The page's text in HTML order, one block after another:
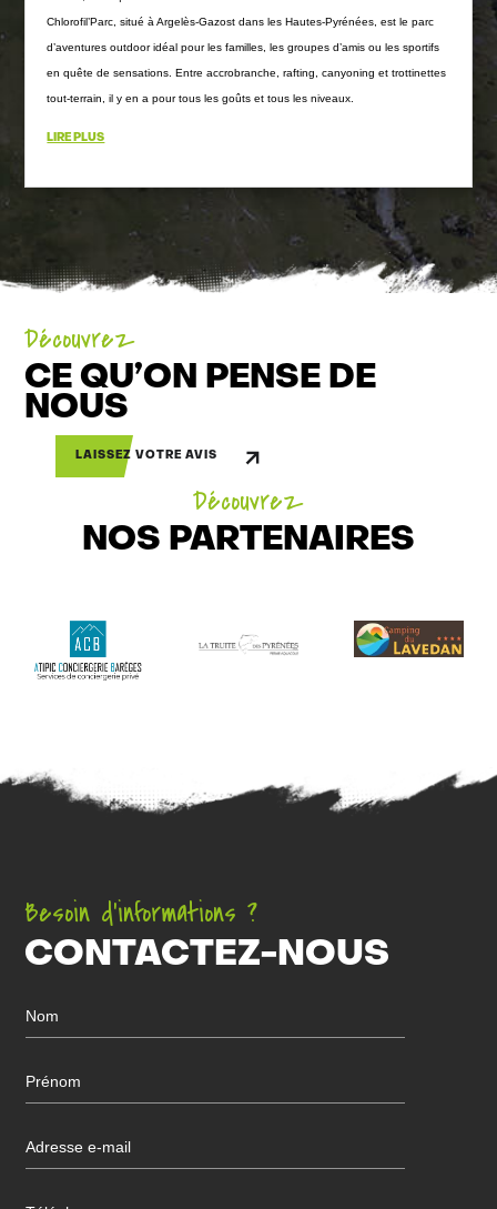
Chlorofil’Parc, situé à Argelès-Gazost dans les Hautes-Pyrénées, est le parc
d’aventures outdoor idéal pour les familles, les groupes d’amis ou les sportifs
en quête de sensations. Entre accrobranche, rafting, canyoning et trottinettes
tout-terrain, il y en a pour tous les goûts et tous les niveaux.
LIRE PLUS
Découvrez
CE QU’ON PENSE DE
NOUS
LAISSEZ VOTRE AVIS
Découvrez
NOS PARTENAIRES
Besoin d’informations ?
CONTACTEZ-NOUS